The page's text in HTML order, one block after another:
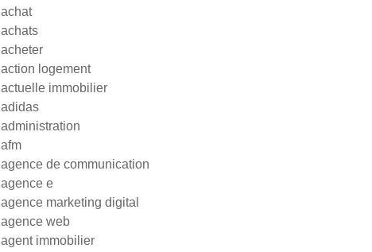
achat
achats
acheter
action logement
actuelle immobilier
adidas
administration
afm
agence de communication
agence e
agence marketing digital
agence web
agent immobilier